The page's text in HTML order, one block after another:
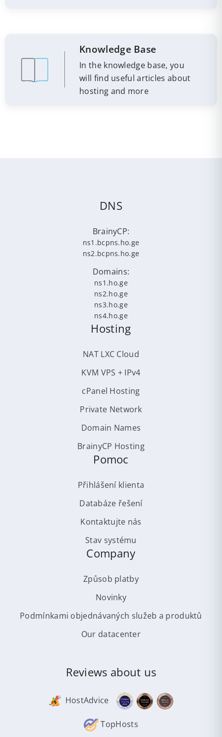
Knowledge Base
In the knowledge base, you
will find useful articles about
hosting and more
DNS
BrainyCP:
ns1.bcpns.ho.ge
ns2.bcpns.ho.ge
Domains:
ns1.ho.ge
ns2.ho.ge
ns3.ho.ge
ns4.ho.ge
Hosting
NAT LXC Cloud
KVM VPS + IPv4
cPanel Hosting
Private Network
Domain Names
BrainyCP Hosting
Pomoc
Přihlášení klienta
Databáze řešení
Kontaktujte nás
Stav systému
Company
Způsob platby
Novinky
Podmínkami objednávaných služeb a produktů
Our datacenter
Reviews about us
HostAdvice
TopHosts